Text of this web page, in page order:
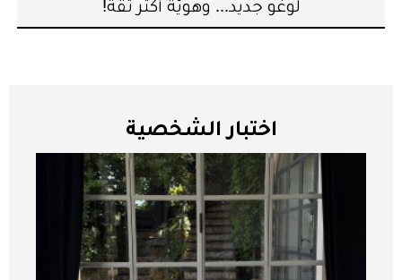
لوغو جديد... وهويّة أكثر ثقة!
اختبار الشخصية